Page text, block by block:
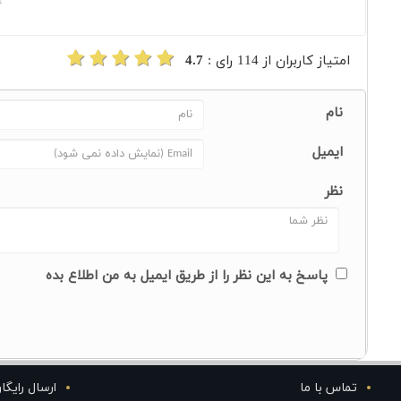
امتیاز کاربران از 114 رای : 4.7
نام
ایمیل
نظر
پاسخ به این نظر را از طریق ایمیل به من اطلاع بده
تماس با ما ارسال